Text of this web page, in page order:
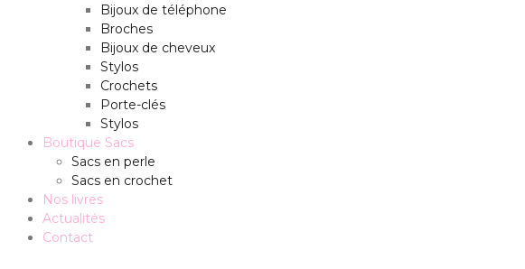
Bijoux de téléphone
Broches
Bijoux de cheveux
Stylos
Crochets
Porte-clés
Stylos
Boutique Sacs
Sacs en perle
Sacs en crochet
Nos livres
Actualités
Contact